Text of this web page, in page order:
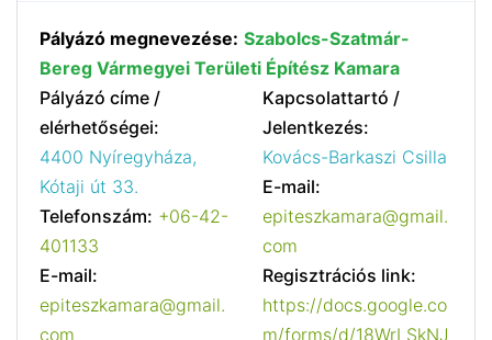
Pályázó megnevezése: Szabolcs-Szatmár-
Bereg Vármegyei Területi Építész Kamara
Pályázó címe /
elérhetőségei:
4400 Nyíregyháza,
Kótaji út 33.
Telefonszám: +06-42-
401133
E-mail:
epiteszkamara@gmail.
com
Kapcsolattartó /
Jelentkezés:
Kovács-Barkaszi Csilla
E-mail:
epiteszkamara@gmail.
com
Regisztrációs link:
https://docs.google.co
m/forms/d/18WrLSkNJ